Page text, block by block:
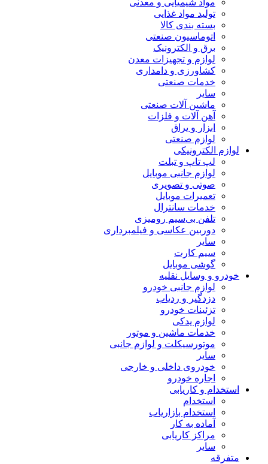
مواد شیمیایی و معدنی
تولید مواد غذایی
بسته بندی کالا
اتوماسیون صنعتی
برق و الکترونیک
لوازم و تجهیزات معدن
کشاورزی و دامداری
خدمات صنعتی
سایر
ماشین آلات صنعتی
آهن آلات و فلزات
ابزار و یراق
لوازم صنعتی
لوازم الکترونیکی
لپ تاپ و تبلت
لوازم جانبی موبایل
صوتی و تصویری
تعمیرات موبایل
خدمات سانترال
تلفن بی‌سیم رومیزی
دوربین عکاسی و فیلمبرداری
سایر
سیم کارت
گوشی موبایل
خودرو و وسایل نقلیه
لوازم جانبی خودرو
دزدگیر و ردیاب
تزئینات خودرو
لوازم یدکی
خدمات ماشین و موتور
موتورسیکلت و لوازم جانبی
سایر
خودروی داخلی و خارجی
اجاره خودرو
استخدام و کاریابی
استخدام
استخدام بازاریاب
آماده به کار
مراکز کاریابی
سایر
متفرقه